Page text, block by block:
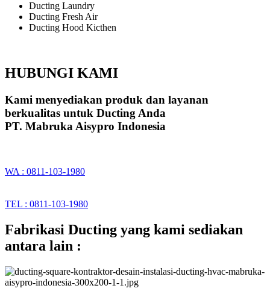
Ducting Laundry
Ducting Fresh Air
Ducting Hood Kicthen
HUBUNGI KAMI
Kami menyediakan produk dan layanan
berkualitas untuk Ducting Anda
PT. Mabruka Aisypro Indonesia
WA : 0811-103-1980
TEL : 0811-103-1980
Fabrikasi Ducting yang kami sediakan
antara lain :